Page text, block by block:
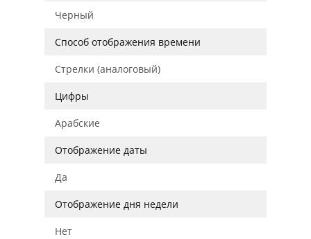
Черный
Способ отображения времени
Стрелки (аналоговый)
Цифры
Арабские
Отображение даты
Да
Отображение дня недели
Нет